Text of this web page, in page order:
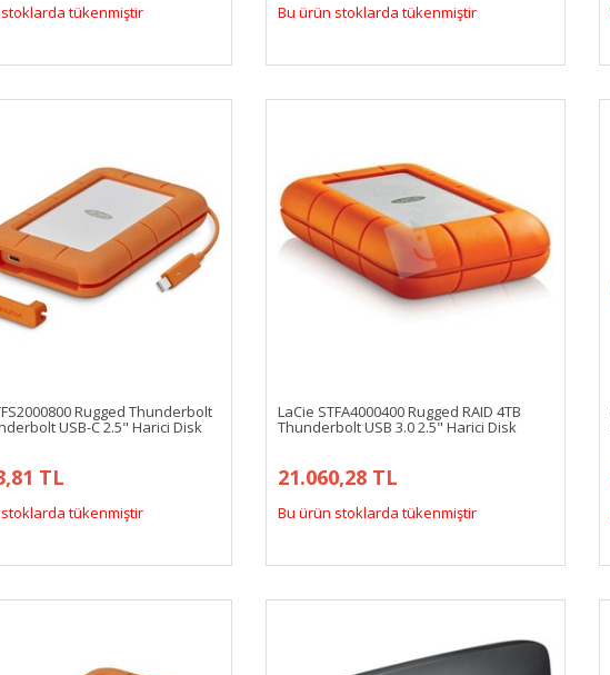
tükenmiştir Bu ürün stoklarda tükenmiştir
Rugged Thunderbolt
USB-C 2.5" Harici Disk
TL
tükenmiştir
LaCie STFA4000400 Rugged RAID 4TB
Thunderbolt USB 3.0 2.5" Harici Disk
21.060,28 TL
Bu ürün stoklarda tükenmiştir